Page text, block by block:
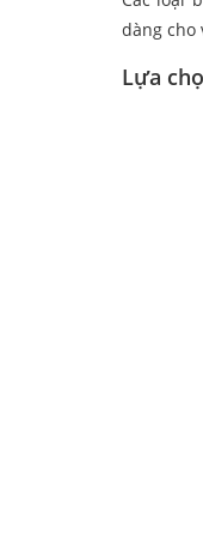
dàng cho
Lựa